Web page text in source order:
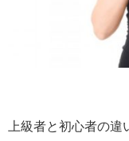
上級者と初心者の違